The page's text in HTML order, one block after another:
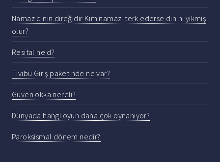
Namaz dinin direğidir Kim namazı terk ederse dinini yıkmış
olur?
Resital ne d?
Tivibu Giriş paketinde ne var?
Güven okka nereli?
Dünyada hangi oyun daha çok oynanıyor?
Paroksismal dönem nedir?